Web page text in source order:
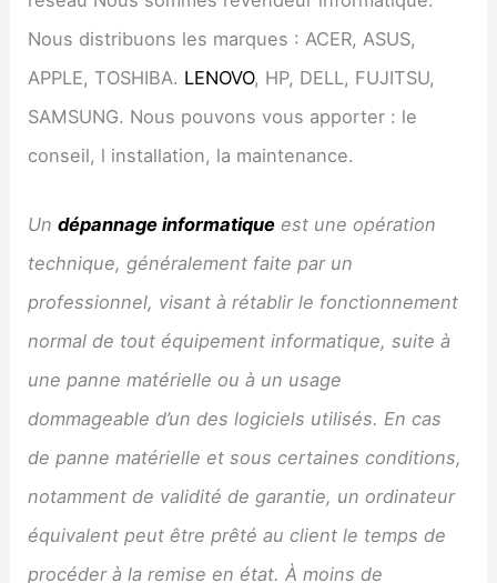
Nous distribuons les marques : ACER, ASUS,
APPLE, TOSHIBA. LENOVO, HP, DELL, FUJITSU,
SAMSUNG. Nous pouvons vous apporter : le
conseil, l installation, la maintenance.
Undépannage informatique est une opération
technique, généralement faite par un
professionnel, visant à rétablir le fonctionnement
normal de tout équipement informatique, suite à
une panne matérielle ou à un usage
dommageable d’un des logiciels utilisés. En cas
de panne matérielle et sous certaines conditions,
notamment de validité de garantie, un ordinateur
équivalent peut être prêté au client le temps de
procéder à la remise en état. À moins de